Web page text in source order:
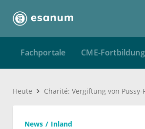
Fachportale CME-
Heute
News Inland